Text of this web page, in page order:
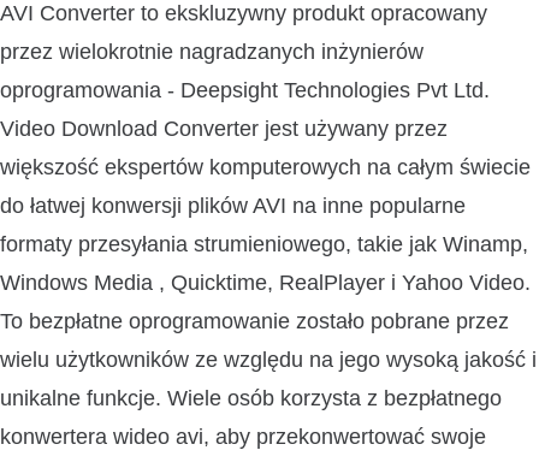
AVI Converter to ekskluzywny produkt opracowany
przez wielokrotnie nagradzanych inżynierów
oprogramowania - Deepsight Technologies Pvt Ltd.
Video Download Converter jest używany przez
większość ekspertów komputerowych na całym świecie
do łatwej konwersji plików AVI na inne popularne
formaty przesyłania strumieniowego, takie jak Winamp,
Windows Media , Quicktime, RealPlayer i Yahoo Video.
To bezpłatne oprogramowanie zostało pobrane przez
wielu użytkowników ze względu na jego wysoką jakość i
unikalne funkcje. Wiele osób korzysta z bezpłatnego
konwertera wideo avi, aby przekonwertować swoje